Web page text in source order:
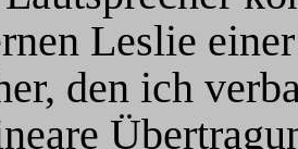
Leslie
den ich